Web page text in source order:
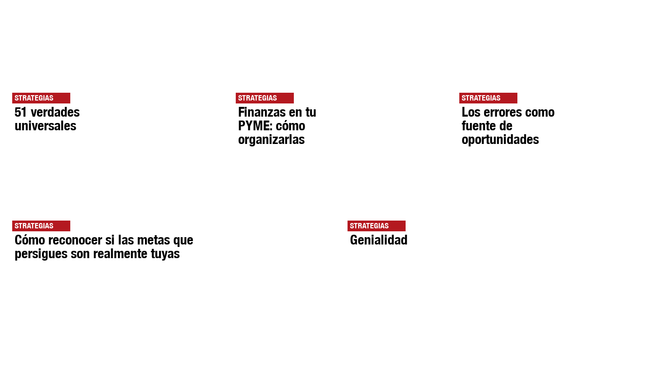
STRATEGIAS
51 verdades
universales
STRATEGIAS
Finanzas en tu
PYME: cómo
organizarlas
STRATEGIAS
Los errores como
fuente de
oportunidades
STRATEGIAS
Cómo reconocer si las metas que
persigues son realmente tuyas
STRATEGIAS
Genialidad